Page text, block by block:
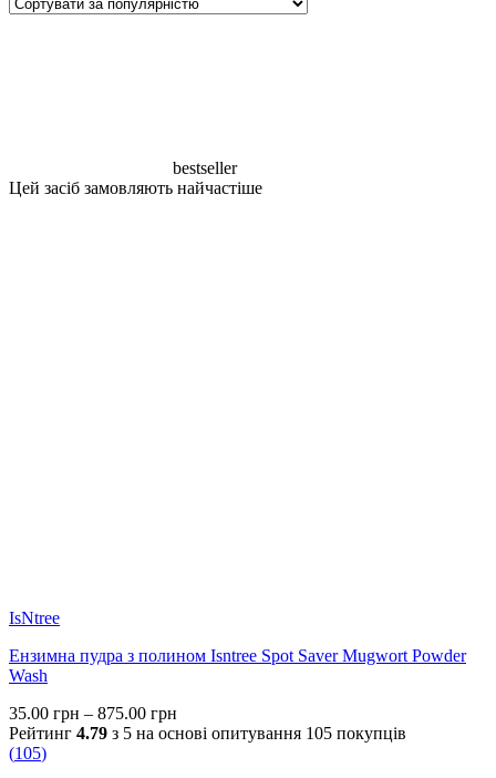
bestseller
Цей засіб замовляють найчастіше
IsNtree
Ензимна пудра з полином Isntree Spot Saver Mugwort Powder
Wash
35.00 грн – 875.00 грн
range:
Рейтинг 4.79 з 5 на основі опитування 105 покупців
(105)